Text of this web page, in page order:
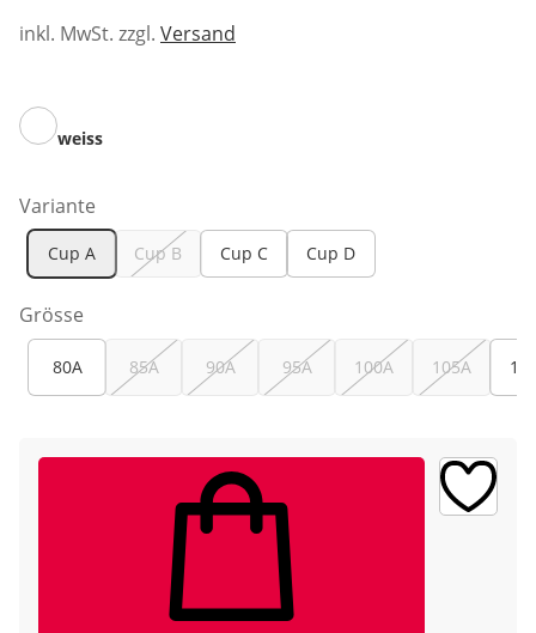
inkl. MwSt. zzgl. Versand
weiss
Variante
Cup A Cup B Cup C Cup D
Grösse
80A 85A 90A 95A 100A 105A